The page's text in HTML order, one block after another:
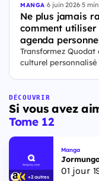
MANGA·6 juin 2026·5 min
Ne plus jamais
comment
agenda
Transformez
culturel
DÉCOUVRIR
Si vous avez
Tome 12
+2 autres
Manga
01 jour